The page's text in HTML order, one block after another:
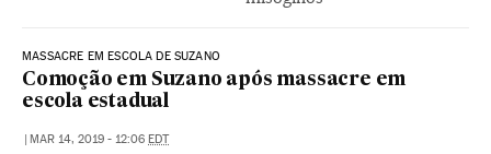
MASSACRE EM ESCOLA DE SUZANO
Comoção em Suzano após massacre em
escola estadual
| MAR 14, 2019 - 12:06 EDT